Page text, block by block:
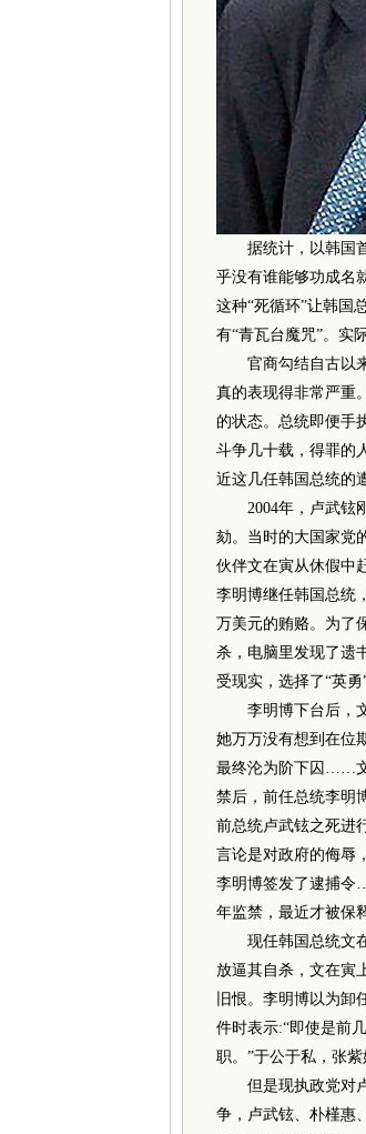
据统计，以韩国首
乎没有谁能够功成名
这种“死循环”让韩国
有“青瓦台魔咒”。实
官商勾结自古以来
真的表现得非常严重
的状态。总统即便手
斗争几十载，得罪的
近这几任韩国总统的
2004年，卢武铉刚
劾。当时的大国家党
伙伴文在寅从休假中
李明博继任韩国总统
万美元的贿赂。为了
杀，电脑里发现了遗
受现实，选择了“英勇
李明博下台后，文
她万万没有想到在位
最终沦为阶下囚……文
禁后，前任总统李明
前总统卢武铉之死进
言论是对政府的侮辱
李明博签发了逮捕令
年监禁，最近才被保
现任韩国总统文在
放逼其自杀，文在寅
旧恨。李明博以为
件时表示:“即使是前
职。”于公于私，张
但是现执政党对卢
争，卢武铉、朴槿惠